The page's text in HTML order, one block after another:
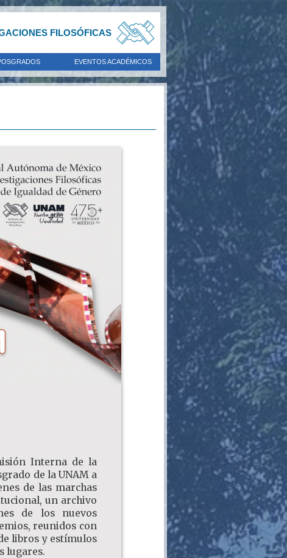
FILOSÓFICAS
EVENTOS ACADÉMICOS
Interna de la
de la UNAM a
de las marchas
un archivo
de los nuevos
reunidos con
libros y estímulos
lugares.